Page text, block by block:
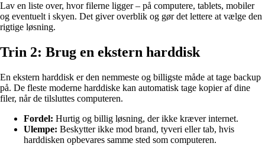
Lav en liste over, hvor filerne ligger – på computere, tablets, mobiler
og eventuelt i skyen. Det giver overblik og gør det lettere at vælge den
rigtige løsning.
Trin 2: Brug en ekstern harddisk
En ekstern harddisk er den nemmeste og billigste måde at tage backup
på. De fleste moderne harddiske kan automatisk tage kopier af dine
filer, når de tilsluttes computeren.
Fordel: Hurtig og billig løsning, der ikke kræver internet.
Ulempe: Beskytter ikke mod brand, tyveri eller tab, hvis
harddisken opbevares samme sted som computeren.